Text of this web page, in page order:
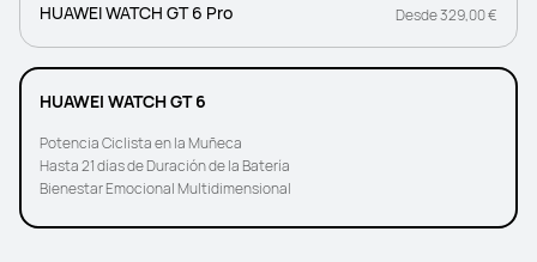
HUAWEI WATCH GT 6 Pro Desde 329,00 €
HUAWEI WATCH GT 6
Potencia Ciclista en la Muñeca
Hasta 21 días de Duración de la Batería
Bienestar Emocional Multidimensional